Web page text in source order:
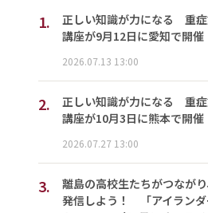
1.
正しい知識が力になる 重
講座が9月12日に愛知で開催
2026.07.13 13:00
2.
正しい知識が力になる 重
講座が10月3日に熊本で開催
2026.07.27 13:00
3.
離島の高校生たちがつなが
発信しよう！ 「アイランダ